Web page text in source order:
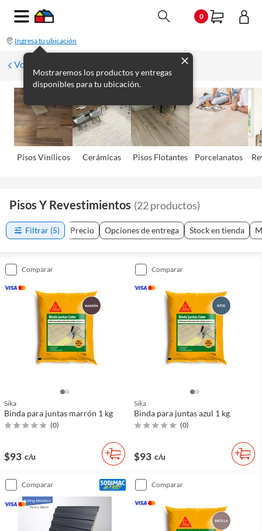
0
Ingresa tu ubicación
Mostraremos los productos y entregas
disponibles para tu ubicación.
Volver
Pisos Viní­licos Cerámicas Pisos Flotantes Porcelanatos
Pisos Y Revestimientos (22productos)
Filtrar (5) Precio Opciones de entrega Stock en tienda
comparar
Sika
Binda para juntas marrón 1 kg
(0)
$93 c/u
comparar
Sika
Binda para juntas azul 1 kg
(0)
$93 c/u
comparar comparar